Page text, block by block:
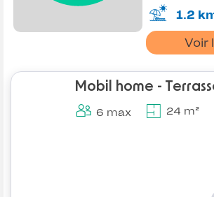
1.2
Voir
Mobil home -
6 max 24 m²